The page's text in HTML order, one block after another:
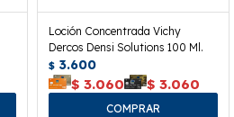
Loción Concentrada Vichy
Dercos Densi Solutions 100 Ml.
$ 3.600
$ 3.060 $ 3.060